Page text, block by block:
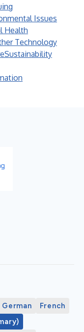
Issues
Health
Technology
Sustainability
German
French